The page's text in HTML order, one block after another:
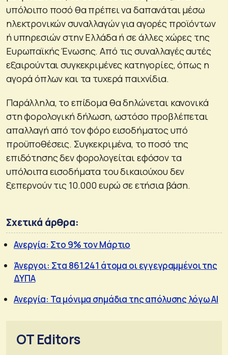
υπόλοιπο ποσό θα πρέπει να δαπανάται μέσω
ηλεκτρονικών συναλλαγών για αγορές προϊόντων
ή υπηρεσιών στην Ελλάδα ή σε άλλες χώρες της
Ευρωπαϊκής Ένωσης. Από τις συναλλαγές αυτές
εξαιρούνται συγκεκριμένες κατηγορίες, όπως η
αγορά όπλων και τα τυχερά παιχνίδια.
Παράλληλα, το επίδομα θα δηλώνεται κανονικά
στη φορολογική δήλωση, ωστόσο προβλέπεται
απαλλαγή από τον φόρο εισοδήματος υπό
προϋποθέσεις. Συγκεκριμένα, το ποσό της
επιδότησης δεν φορολογείται εφόσον τα
υπόλοιπα εισοδήματα του δικαιούχου δεν
ξεπερνούν τις 10.000 ευρώ σε ετήσια βάση.
Σχετικά άρθρα:
Ανεργία: Στο 9% τον Μάρτιο
Άνεργοι: Στα 861.241 άτομα οι εγγεγραμμένοι της
ΔΥΠΑ
Ανεργία: Τα μόνιμα σημάδια της απόλυσης λόγω AI
OT Editors